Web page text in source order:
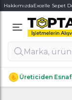
HakkımızdaExcelle Sepet
Üreticiden
Alt
Alt